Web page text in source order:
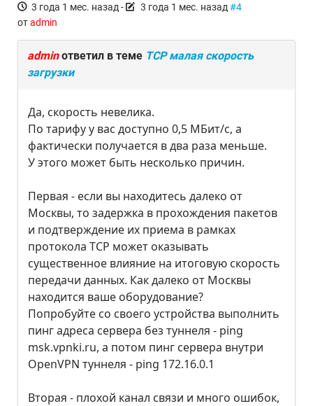
3 года 1 мес. назад - 3 года 1 мес. назад #4
отadmin
adminответил в теме TCP малая скорость
загрузки
Да, скорость невелика.
По тарифу у вас доступно 0,5 МБит/c, а
фактически получается в два раза меньше.
У этого может быть несколько причин.
Первая - если вы находитесь далеко от
Москвы, то задержка в прохождения пакетов
и подтверждение их приема в рамках
протокола TCP может оказывать
существенное влияние на итоговую скорость
передачи данных. Как далеко от Москвы
находится ваше оборудование?
Попробуйте со своего устройства выполнить
пинг адреса сервера без туннеля - ping
msk.vpnki.ru, а потом пинг сервера внутри
OpenVPN туннеля - ping 172.16.0.1
Вторая - плохой канал связи и много ошибок,